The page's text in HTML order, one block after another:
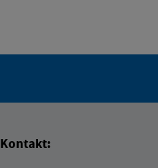
Kontakt: